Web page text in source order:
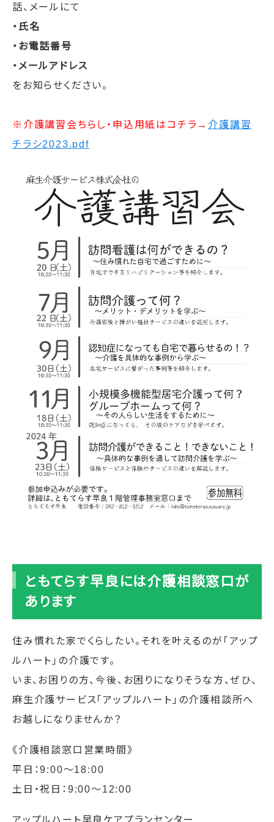
話、メールにて
・氏名
・お電話番号
・メールアドレス
をお知らせください。
※介護講習会ちらし・申込用紙はコチラ→ 介護講習
チラシ2023.pdf
ともてらす早良には介護相談窓口が
あります
住み慣れた家でくらしたい。それを叶えるのが「アップ
ルハート」の介護です。
いま、お困りの方、今後、お困りになりそうな方、ぜひ、
麻生介護サービス「アップルハート」の介護相談所へ
お越しになりませんか？
《介護相談窓口営業時間》
平日：9:00〜18:00
土日・祝日：9:00〜12:00